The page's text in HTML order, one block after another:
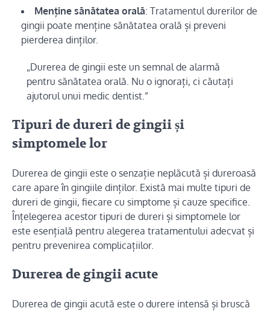
Menține sănătatea orală: Tratamentul durerilor de
gingii poate menține sănătatea orală și preveni
pierderea dinților.
„Durerea de gingii este un semnal de alarmă
pentru sănătatea orală. Nu o ignorați, ci căutați
ajutorul unui medic dentist.”
Tipuri de dureri de gingii și
simptomele lor
Durerea de gingii este o senzație neplăcută și dureroasă
care apare în gingiile dinților. Există mai multe tipuri de
dureri de gingii, fiecare cu simptome și cauze specifice.
Înțelegerea acestor tipuri de dureri și simptomele lor
este esențială pentru alegerea tratamentului adecvat și
pentru prevenirea complicațiilor.
Durerea de gingii acute
Durerea de gingii acută este o durere intensă și bruscă